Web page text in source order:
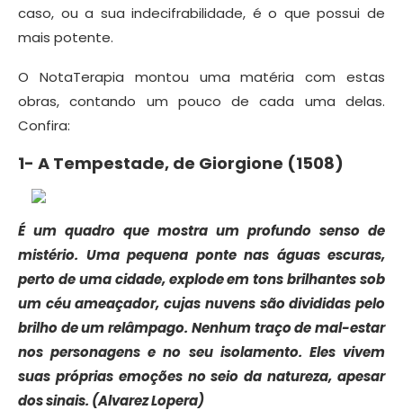
caso, ou a sua indecifrabilidade, é o que possui de
mais potente.
O NotaTerapia montou uma matéria com estas
obras, contando um pouco de cada uma delas.
Confira:
1- A Tempestade, de Giorgione (1508)
É um quadro que mostra um profundo senso de
mistério. Uma pequena ponte nas águas escuras,
perto de uma cidade, explode em tons brilhantes sob
um céu ameaçador, cujas nuvens são divididas pelo
brilho de um relâmpago. Nenhum traço de mal-estar
nos personagens e no seu isolamento. Eles vivem
suas próprias emoções no seio da natureza, apesar
dos sinais. (Alvarez Lopera)